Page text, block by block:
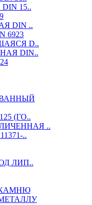
15..
DIN ..
6923
D..
DIN..
(ГО..
..
..
ЛИП..
КАМНЮ